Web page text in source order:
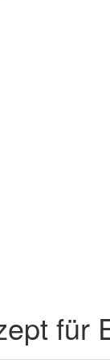
für